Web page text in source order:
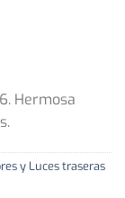
Hermosa
y Luces traseras